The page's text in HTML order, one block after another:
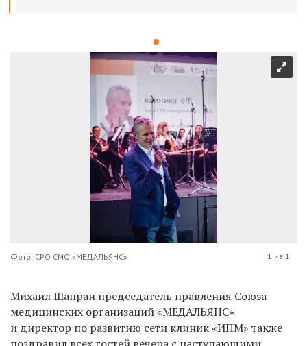
Фото: СРО СМО «МЕДАЛЬЯНС» 1 из 1
Михаил Шапран председатель правления Союза
медицинских организаций «МЕДАЛЬЯНС»
и директор по развитию сети клиник «ИПМ» также